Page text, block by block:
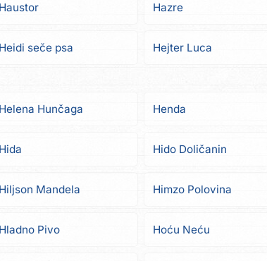
Haustor Hazre
Heidi seče psa Hejter Luca
Helena Hunčaga Henda
Hida Hido Doličanin
Hiljson Mandela Himzo Polovina
Hladno Pivo Hoću Neću